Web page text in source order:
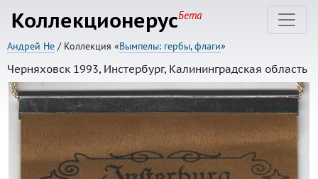
КоллекционерусБета
Андрей Не / Коллекция «Вымпелы: гербы, флаги»
Черняховск 1993, Инстербург, Калининградская область